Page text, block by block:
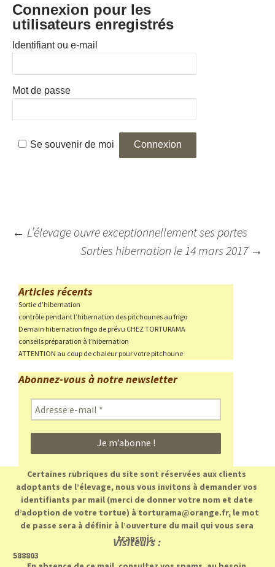
Connexion pour les
utilisateurs enregistrés
Identifiant ou e-mail
Mot de passe
Se souvenir de moi
Navigation
← L’élevage ouvre exceptionnellement ses portes
Sorties hibernation le 14 mars 2017 →
Articles récents
Sortie d’hibernation
contrôle pendant l’hibernation des pitchounes au frigo
Demain hibernation frigo de prévu CHEZ TORTURAMA
conseils préparation à l’hibernation
ATTENTION au coup de chaleur pour votre pitchoune
Abonnez-vous à notre newsletter
Adresse
e-
mail
Certaines rubriques du site sont réservées aux clients
adoptants de l’élevage, nous vous invitons à demander vos
identifiants par mail (merci de donner votre nom et date
d’adoption de votre tortue) à torturama@orange.fr, le mot
de passe sera à définir à l’ouverture du mail qui vous sera
transmis.
Visiteurs :
588803